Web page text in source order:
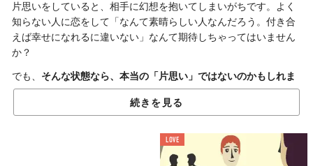
片思いをしていると、相手に幻想を抱いてしまいがちです。よく
知らない人に恋をして「なんて素晴らしい人なんだろう。付き合
えば幸せになれるに違いない」なんて期待しちゃってはいません
か？
でも、 そんな状態なら、本当の「片思い」ではないのかもしれま
せん。「The School of Life」の動画を参考に考えてみましょう。
諸悪の根源は
勝手な妄想
続きを見る
LOVE